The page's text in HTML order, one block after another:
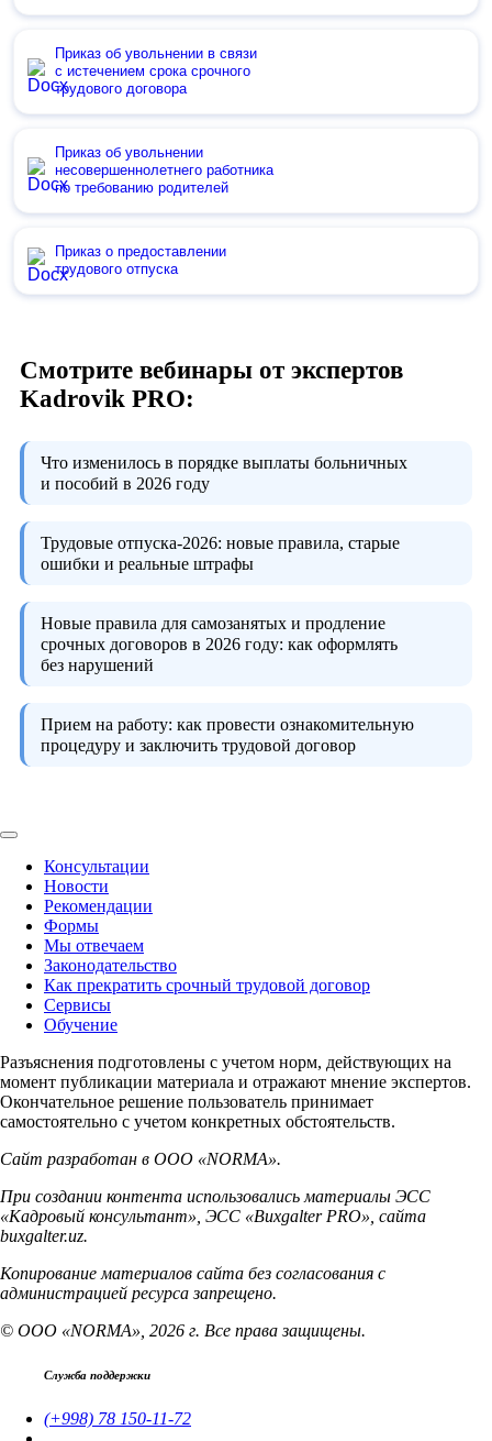
Приказ об увольнении в связи
с истечением срока срочного
трудового договора
Приказ об увольнении
несовершеннолетнего работника
по требованию родителей
Приказ о предоставлении
трудового отпуска
Смотрите вебинары от экспертов
Kadrovik PRO:
Что изменилось в порядке выплаты больничных
и пособий в 2026 году
Трудовые отпуска-2026: новые правила, старые
ошибки и реальные штрафы
Новые правила для самозанятых и продление
срочных договоров в 2026 году: как оформлять
без нарушений
Прием на работу: как провести ознакомительную
процедуру и заключить трудовой договор
Консультации
Новости
Рекомендации
Формы
Мы отвечаем
Законодательство
Как прекратить срочный трудовой договор
Сервисы
Обучение
Разъяснения подготовлены с учетом норм, действующих на
момент публикации материала и отражают мнение экспертов.
Окончательное решение пользователь принимает
самостоятельно с учетом конкретных обстоятельств.
Сайт разработан в ООО «NORMA».
При создании контента использовались материалы ЭСС
«Кадровый консультант», ЭСС «Buxgalter PRO», сайта
buxgalter.uz.
Копирование материалов сайта без согласования с
администрацией ресурса запрещено.
© ООО «NORMA», 2026 г. Все права защищены.
Служба поддержки
(+998) 78 150-11-72